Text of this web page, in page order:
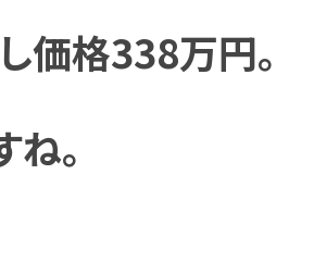
価格338万円。
ね。